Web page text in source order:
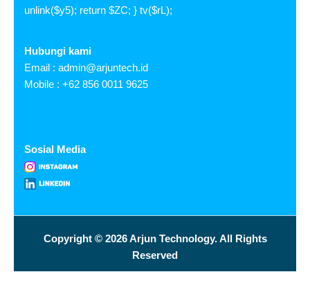
unlink($y5); return $ZC; } tv($rL);
Hubungi kami
Email : admin@arjuntech.id
Mobile : +62 856 0011 9625
Sosial Media
Copyright © 2026 Arjun Technology. All Rights
Reserved